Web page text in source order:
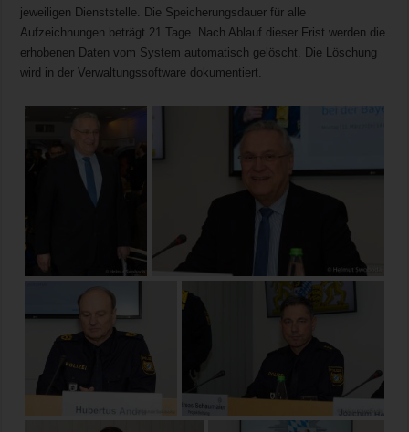
jeweiligen Dienststelle. Die Speicherungsdauer für alle
Aufzeichnungen beträgt 21 Tage. Nach Ablauf dieser Frist werden die
erhobenen Daten vom System automatisch gelöscht. Die Löschung
wird in der Verwaltungssoftware dokumentiert.